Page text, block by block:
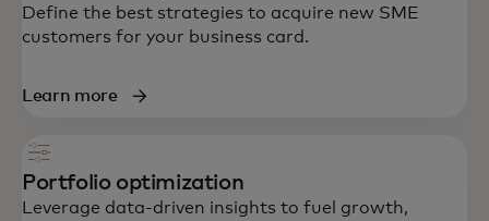
Define the best strategies to acquire new SME
customers for your business card.
Learn more
Portfolio optimization
Leverage data-driven insights to fuel growth,